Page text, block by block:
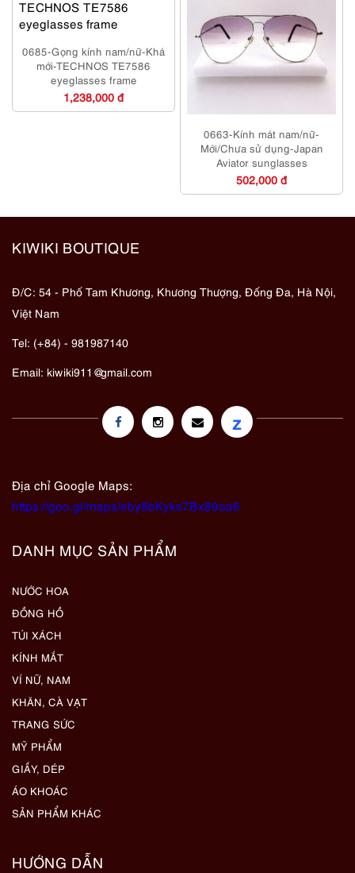
0685-Gọng kính nam/nữ-Khá
mới-TECHNOS TE7586
eyeglasses frame
1,238,000 đ
0663-Kính mát nam/nữ-
Mới/Chưa sử dụng-Japan
Aviator sunglasses
502,000 đ
KIWIKI BOUTIQUE
Đ/C: 54 - Phố Tam Khương, Khương Thượng, Đống Đa, Hà Nội,
Việt Nam
Tel: (+84) - 981987140
Email: kiwiki911@gmail.com
z
Địa chỉ Google Maps:
https://goo.gl/maps/eby8bKyks7Bx89oa6
DANH MỤC SẢN PHẨM
NƯỚC HOA
ĐỒNG HỒ
TÚI XÁCH
KÍNH MẮT
VÍ NỮ, NAM
KHĂN, CÀ VẠT
TRANG SỨC
MỸ PHẨM
GIẦY, DÉP
ÁO KHOÁC
SẢN PHẨM KHÁC
HƯỚNG DẪN